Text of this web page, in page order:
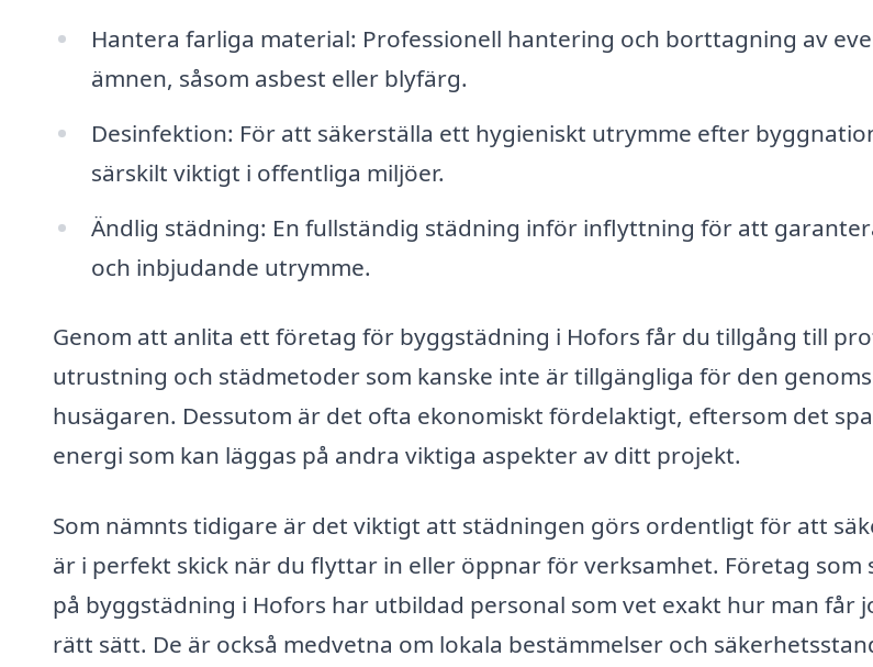
Hantera farliga material: Professionell hantering och borttagning av
ämnen, såsom asbest eller blyfärg.
Desinfektion: För att säkerställa ett hygieniskt utrymme efter
särskilt viktigt i offentliga miljöer.
Ändlig städning: En fullständig städning inför inflyttning för att
och inbjudande utrymme.
Genom att anlita ett företag för byggstädning i Hofors får du tillgång till
utrustning och städmetoder som kanske inte är tillgängliga för den
husägaren. Dessutom är det ofta ekonomiskt fördelaktigt, eftersom det
energi som kan läggas på andra viktiga aspekter av ditt projekt.
Som nämnts tidigare är det viktigt att städningen görs ordentligt för att
är i perfekt skick när du flyttar in eller öppnar för verksamhet. Företag som
på byggstädning i Hofors har utbildad personal som vet exakt hur man får
rätt sätt. De är också medvetna om lokala bestämmelser och